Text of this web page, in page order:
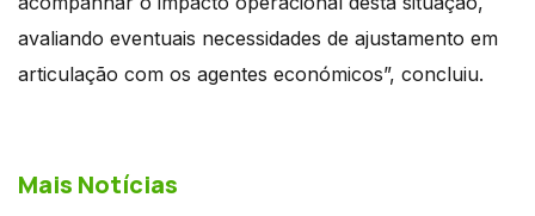
avaliando eventuais necessidades de ajustamento em
articulação com os agentes económicos”, concluiu.
Mais Notícias